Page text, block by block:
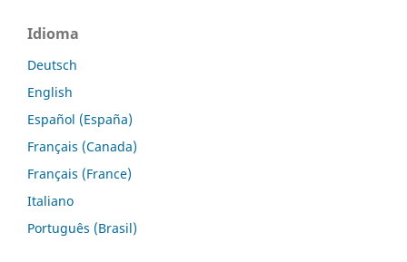
Idioma
Deutsch
English
Español (España)
Français (Canada)
Français (France)
Italiano
Português (Brasil)